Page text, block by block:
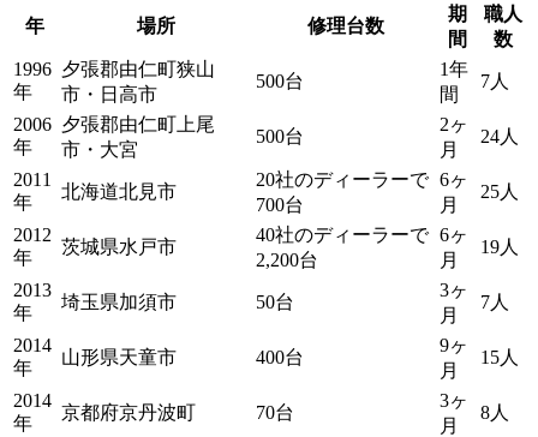
年
場所 修理台数
期
間
職人
数
1996
年
夕張郡由仁町狭山
市・日高市
500台
1年
間
7人
2006
年
夕張郡由仁町上尾
市・大宮
500台
2ヶ
月
24人
2011
年
北海道北見市
20社のディーラーで
700台
6ヶ
月
25人
2012
年
茨城県水戸市
40社のディーラーで
2,200台
6ヶ
月
19人
2013
年
埼玉県加須市 50台
3ヶ
月
7人
2014
年
山形県天童市 400台
9ヶ
月
15人
2014
年
京都府京丹波町 70台
3ヶ
月
8人